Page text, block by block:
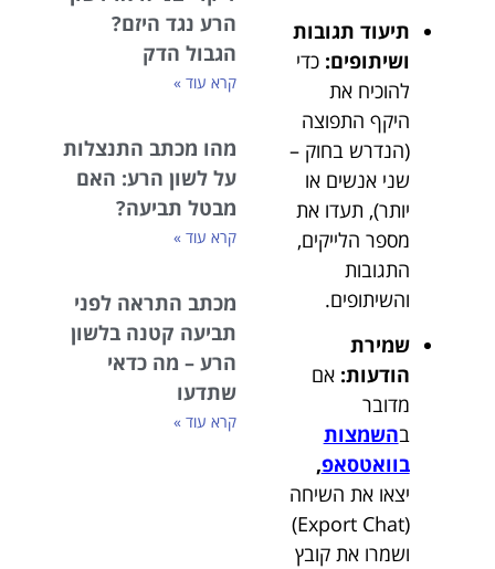
תיעוד תגובות
ושיתופים: כדי
להוכיח את
היקף התפוצה
(הנדרש בחוק –
שני אנשים או
יותר), תעדו את
מספר הלייקים,
התגובות
והשיתופים.
שמירת
הודעות: אם
מדובר
בהשמצות
בוואטסאפ,
יצאו את השיחה
(Export Chat)
ושמרו את קובץ
הרע נגד היזם?
הגבול הדק
קרא עוד »
מהו מכתב התנצלות
על לשון הרע: האם
מבטל תביעה?
קרא עוד »
מכתב התראה לפני
תביעה קטנה בלשון
הרע – מה כדאי
שתדעו
קרא עוד »